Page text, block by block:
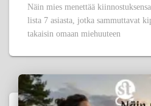
Näin mies menettää
lista 7 asiasta, jotka sammuttavat
takaisin omaan miehuuteen